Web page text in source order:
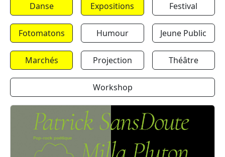
Danse Expositions Festival
Fotomatons Humour Jeune Public
Marchés Projection Théâtre
Workshop